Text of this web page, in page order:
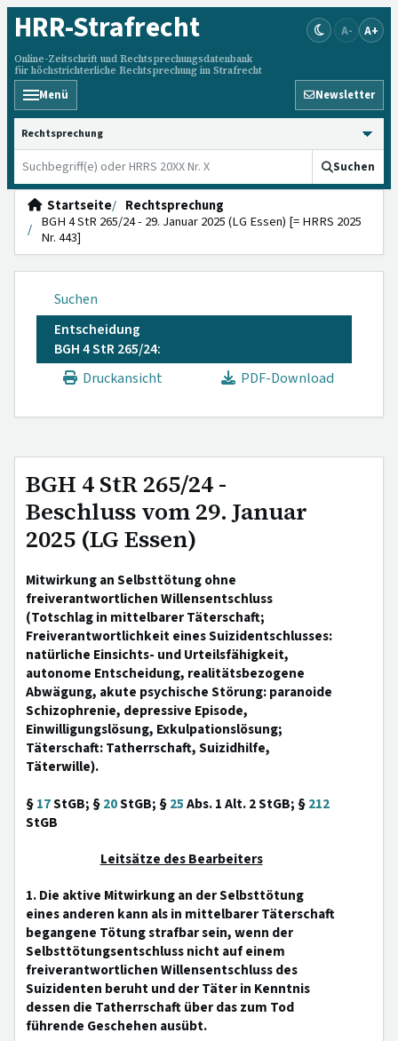
HRR-Strafrecht
Online-Zeitschrift und Rechtsprechungsdatenbank
für höchstrichterliche Rechtsprechung im Strafrecht
A- A+
Menü Newsletter
HRRS durchsuchen
Suchen
Startseite
Rechtsprechung
BGH 4 StR 265/24 - 29. Januar 2025 (LG Essen) [= HRRS 2025
Nr. 443]
Suchen
Entscheidung
BGH 4 StR 265/24:
Druckansicht
PDF-Download
BGH 4 StR 265/24 -
Beschluss vom 29. Januar
2025 (LG Essen)
Mitwirkung an Selbsttötung ohne
freiverantwortlichen Willensentschluss
(Totschlag in mittelbarer Täterschaft;
Freiverantwortlichkeit eines Suizidentschlusses:
natürliche Einsichts- und Urteilsfähigkeit,
autonome Entscheidung, realitätsbezogene
Abwägung, akute psychische Störung: paranoide
Schizophrenie, depressive Episode,
Einwilligungslösung, Exkulpationslösung;
Täterschaft: Tatherrschaft, Suizidhilfe,
Täterwille).
§17StGB; §20StGB; §25Abs. 1 Alt. 2 StGB; §212
StGB
Leitsätze des Bearbeiters
1. Die aktive Mitwirkung an der Selbsttötung
eines anderen kann als in mittelbarer Täterschaft
begangene Tötung strafbar sein, wenn der
Selbsttötungsentschluss nicht auf einem
freiverantwortlichen Willensentschluss des
Suizidenten beruht und der Täter in Kenntnis
dessen die Tatherrschaft über das zum Tod
führende Geschehen ausübt.